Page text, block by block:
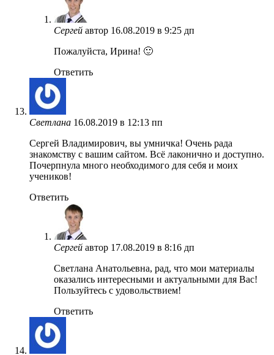
Сергей автор 16.08.2019 в 9:25 дп
Пожалуйста, Ирина! 🙂
Ответить
Светлана 16.08.2019 в 12:13 пп
Сергей Владимирович, вы умничка! Очень рада
знакомству с вашим сайтом. Всё лаконично и доступно.
Почерпнула много необходимого для себя и моих
учеников!
Ответить
Сергей автор 17.08.2019 в 8:16 дп
Светлана Анатольевна, рад, что мои материалы
оказались интересными и актуальными для Вас!
Пользуйтесь с удовольствием!
Ответить